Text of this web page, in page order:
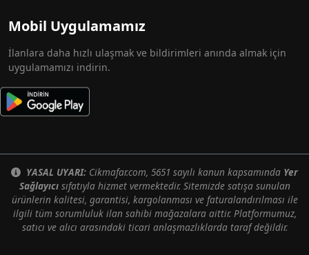
Mobil Uygulamamız
İlanlara daha hızlı ulaşmak ve bildirimleri anında almak için
uygulamamızı indirin.
YASAL UYARI: Cikmafar.com, 5651 sayılı kanun kapsamında Yer
Sağlayıcısıfatıyla hizmet vermektedir. Sitemizde satışa sunulan
ürünlerin kalitesi, garantisi, kargolanması ve faturalandırılması ile
ilgili tüm sorumluluk ilan sahibi mağazalara aittir. Platformumuz,
satıcı ve alıcı arasındaki ticari anlaşmazlıklarda taraf değildir.